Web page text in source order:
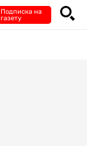
Подписка на
газету